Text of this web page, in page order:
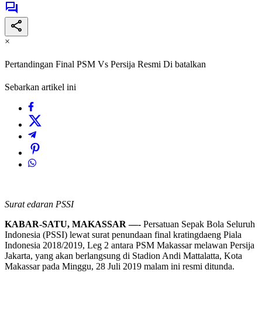
×
Pertandingan Final PSM Vs Persija Resmi Di batalkan
Sebarkan artikel ini
Surat edaran PSSI
KABAR-SATU, MAKASSAR —- Persatuan Sepak Bola Seluruh
Indonesia (PSSI) lewat surat penundaan final kratingdaeng Piala
Indonesia 2018/2019, Leg 2 antara PSM Makassar melawan Persija
Jakarta, yang akan berlangsung di Stadion Andi Mattalatta, Kota
Makassar pada Minggu, 28 Juli 2019 malam ini resmi ditunda.